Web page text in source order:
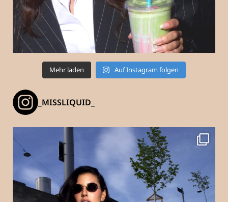
Mehr laden Auf Instagram folgen
_MISSLIQUID_